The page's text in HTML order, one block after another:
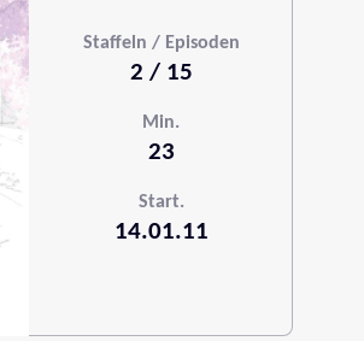
Staffeln / Episoden
2 / 15
Min.
23
Start.
14.01.11